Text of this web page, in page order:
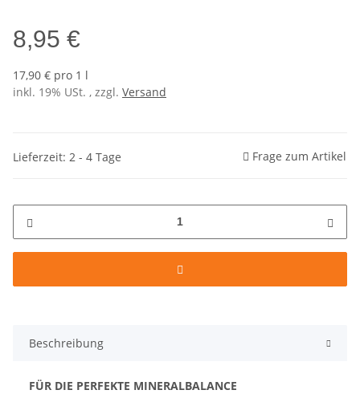
8,95 €
17,90 € pro 1 l
inkl. 19% USt. , zzgl. Versand
Lieferzeit: 2 - 4 Tage Frage zum Artikel
Beschreibung
FÜR DIE PERFEKTE MINERALBALANCE